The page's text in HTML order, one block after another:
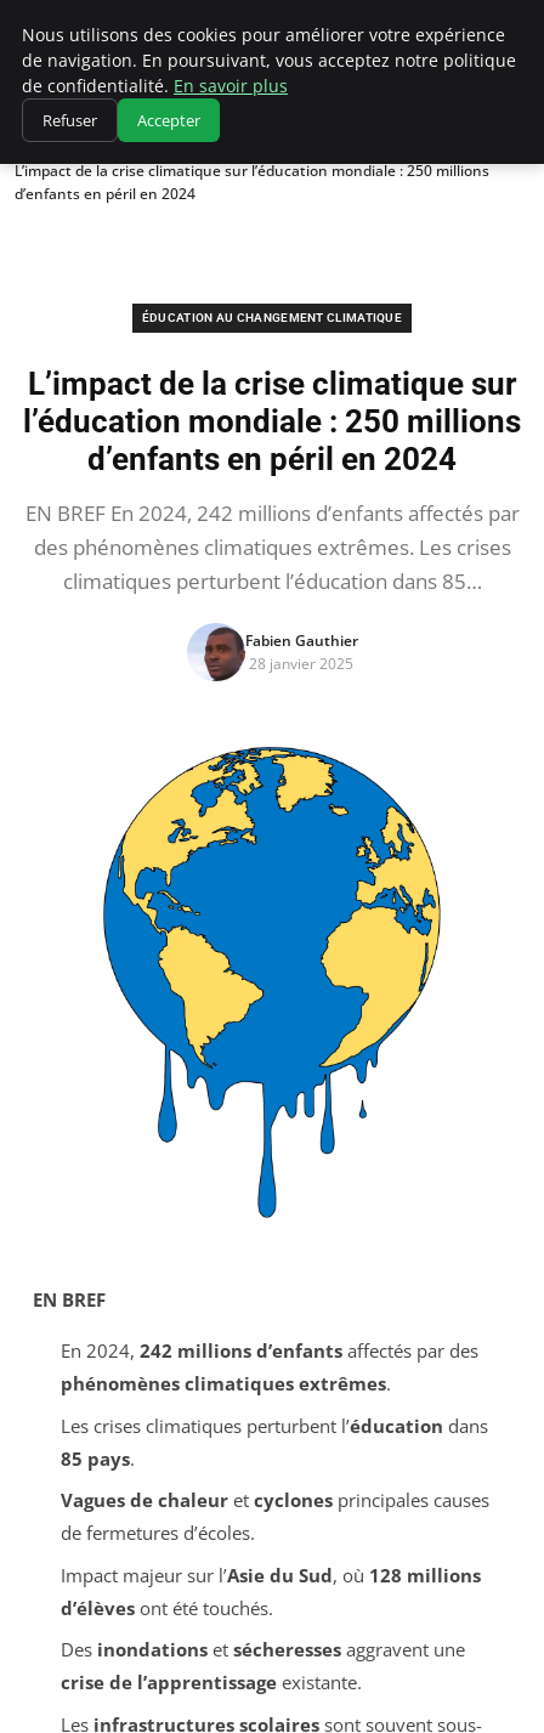
Climatedebtagents
Accueil
Éducation au changement climatique
L’impact de la crise climatique sur l’éducation mondiale : 250 millions
d’enfants en péril en 2024
ÉDUCATION AU CHANGEMENT CLIMATIQUE
L’impact de la crise climatique sur
l’éducation mondiale : 250 millions
d’enfants en péril en 2024
EN BREF En 2024, 242 millions d’enfants affectés par
des phénomènes climatiques extrêmes. Les crises
climatiques perturbent l’éducation dans 85…
Fabien Gauthier
28 janvier 2025
EN BREF
En 2024, 242 millions d’enfantsaffectés par des
phénomènes climatiques extrêmes.
Les crises climatiques perturbent l’éducation dans
85 pays.
Vagues de chaleuret cyclonesprincipales causes
de fermetures d’écoles.
Impact majeur sur l’Asie du Sud, où 128 millions
d’élèvesont été touchés.
Des inondationset sécheressesaggravent une
crise de l’apprentissageexistante.
Les infrastructures scolairessont souvent sous-
Nous utilisons des cookies pour améliorer votre expérience
de navigation. En poursuivant, vous acceptez notre politique
de confidentialité. En savoir plus
Refuser Accepter